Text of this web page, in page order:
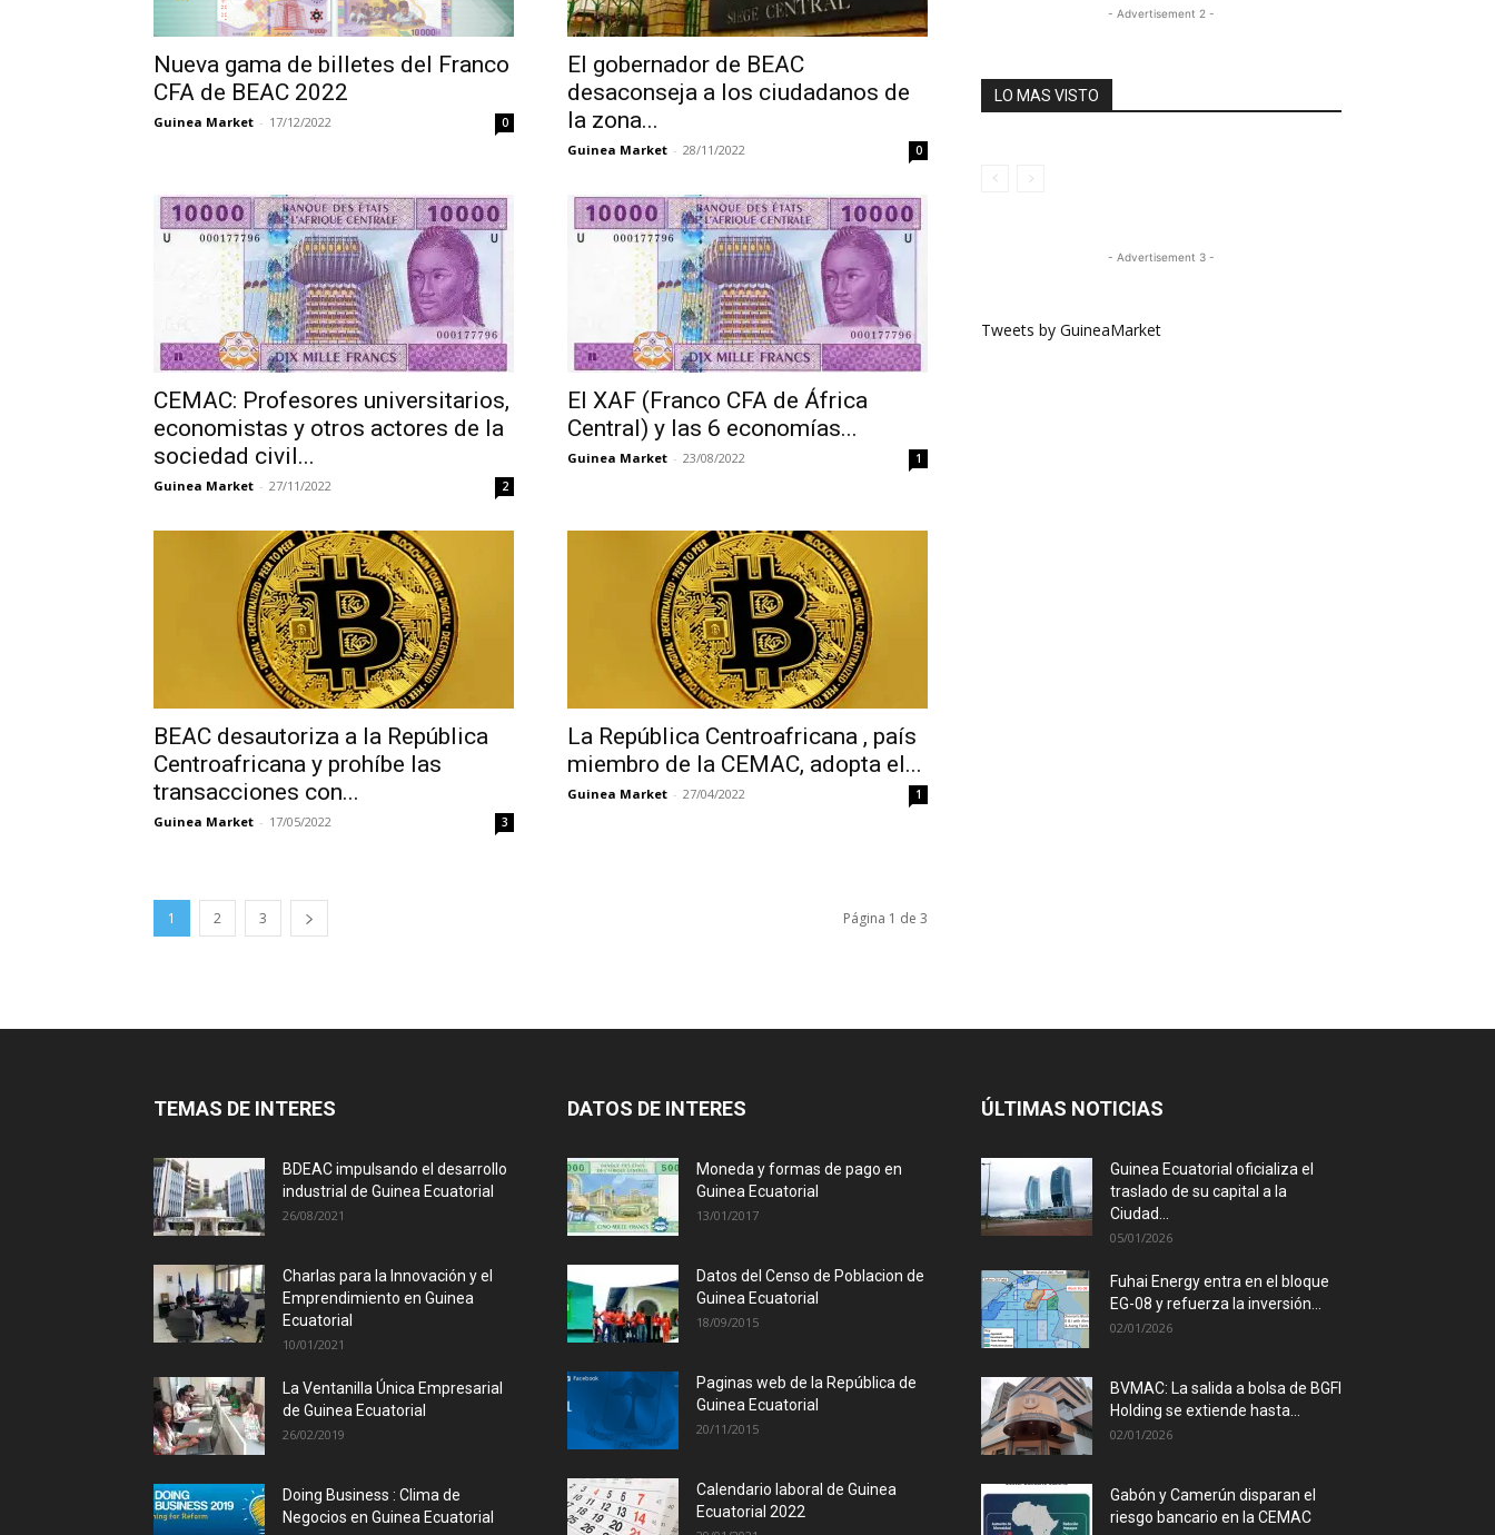
Nueva gama de billetes del Franco
CFA de BEAC 2022
Guinea Market - 17/12/2022 0
El gobernador de BEAC
desaconseja a los ciudadanos de
la zona...
Guinea Market - 28/11/2022 0
CEMAC: Profesores universitarios,
economistas y otros actores de la
sociedad civil...
Guinea Market - 27/11/2022 2
El XAF (Franco CFA de África
Central) y las 6 economías...
Guinea Market - 23/08/2022 1
BEAC desautoriza a la República
Centroafricana y prohíbe las
transacciones con...
Guinea Market - 17/05/2022 3
La República Centroafricana , país
miembro de la CEMAC, adopta el...
Guinea Market - 27/04/2022 1
1 2 3 Página 1 de 3
- Advertisement 2 -
LO MAS VISTO
- Advertisement 3 -
Tweets by GuineaMarket
TEMAS DE INTERES
BDEAC impulsando el desarrollo
industrial de Guinea Ecuatorial
26/08/2021
Charlas para la Innovación y el
Emprendimiento en Guinea
Ecuatorial
10/01/2021
La Ventanilla Única Empresarial
de Guinea Ecuatorial
26/02/2019
Doing Business : Clima de
Negocios en Guinea Ecuatorial
DATOS DE INTERES
Moneda y formas de pago en
Guinea Ecuatorial
13/01/2017
Datos del Censo de Poblacion de
Guinea Ecuatorial
18/09/2015
Paginas web de la República de
Guinea Ecuatorial
20/11/2015
Calendario laboral de Guinea
Ecuatorial 2022
ÚLTIMAS NOTICIAS
Guinea Ecuatorial oficializa el
traslado de su capital a la
Ciudad...
05/01/2026
Fuhai Energy entra en el bloque
EG-08 y refuerza la inversión...
02/01/2026
BVMAC: La salida a bolsa de BGFI
Holding se extiende hasta...
02/01/2026
Gabón y Camerún disparan el
riesgo bancario en la CEMAC